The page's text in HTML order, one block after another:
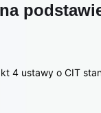
4 ustawy o CIT